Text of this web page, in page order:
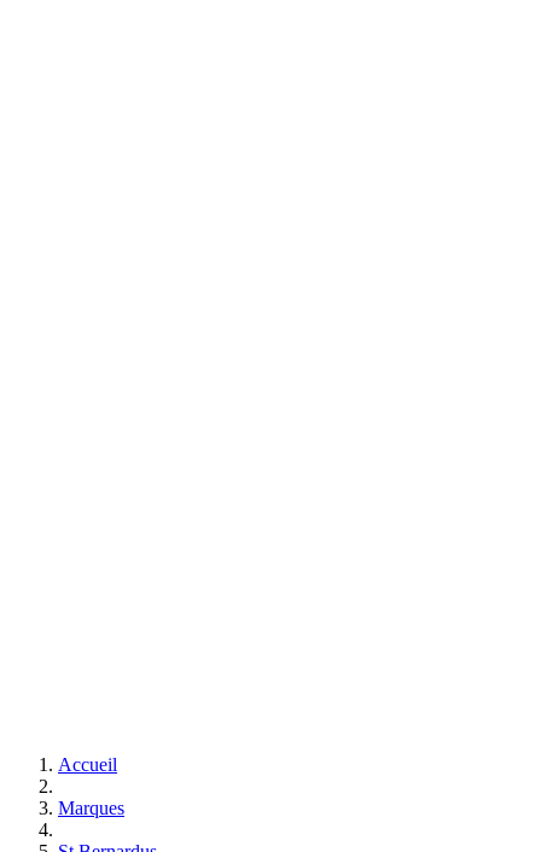
Accueil
Marques